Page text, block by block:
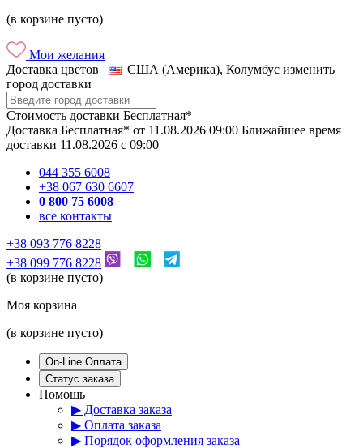
(в корзине пусто)
Мои желания
Доставка цветов
США (Америка), Колумбус изменить
город доставки
Стоимость доставки Бесплатная*
Доставка Бесплатная* от 11.08.2026 09:00 Ближайшее время
доставки 11.08.2026 c 09:00
044 355 6008
+38 067 630 6607
0 800 75 6008
все контакты
+38 093 776 8228
+38 099 776 8228
(в корзине пусто)
Моя корзина
(в корзине пусто)
On-Line Оплата
Статус заказа
Помощь
▶ Доставка заказа
▶ Оплата заказа
▶ Порядок оформления заказа